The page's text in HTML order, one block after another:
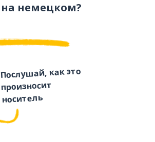
на немецком?
Послушай, как это
произносит
носитель